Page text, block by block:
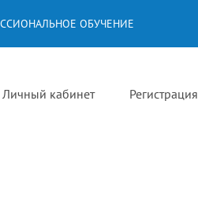
ОБУЧЕНИЕ
Личный кабинет Регистрация